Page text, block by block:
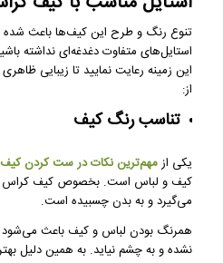
تنوع رنگ و طرح این کیف‌ها باعث
استایل‌های متفاوت دغدغه‌ای نداشته
این زمینه رعایت نمایید تا زیبایی
از:
تناسب رنگ کیف
یکی ازمهم‌ترین نکات در ست کردن
کیف و لباس است. بخصوص کیف کراس
می‌گیرد و به بدن چسبیده است.
همرنگ بودن لباس و کیف باعث
نشده و به چشم نیاید. به همین دلیل